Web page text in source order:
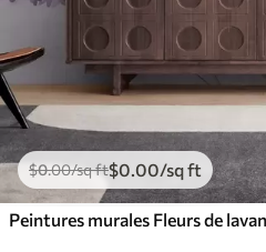
$0.00/sq ft$0.00/sq ft